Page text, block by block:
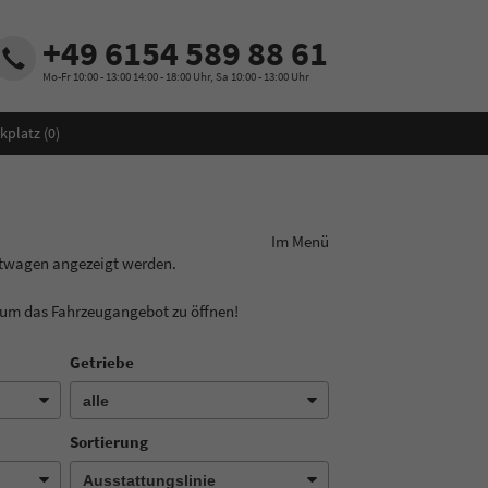
+49 6154 589 88 61
Mo-Fr 10:00 - 13:00 14:00 - 18:00 Uhr, Sa 10:00 - 13:00 Uhr
(0)
aus! Im Menü
angezeigt werden.
das Fahrzeugangebot zu öffnen!
Getriebe
Sortierung